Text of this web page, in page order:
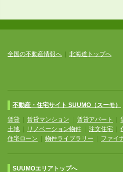
全国の不動産情報へ 北海道トップへ
不動産・住宅サイト SUUMO（スーモ）
賃貸 賃貸マンション 賃貸アパート
土地
リノベーション物件 注文住宅
住宅ローン
物件ライブラリー ファイ
SUUMOエリアトップへ